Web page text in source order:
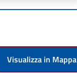
Visualizza in Mappa